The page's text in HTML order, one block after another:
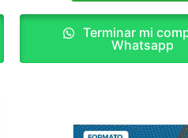
Terminar mi
Whatsapp